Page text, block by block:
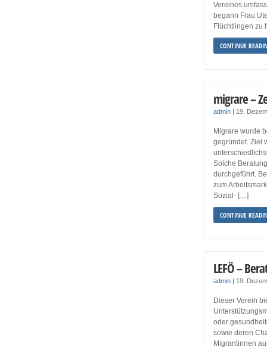
Vereines
begann Frau
Flüchtlingen zu
CONTINUE
migrare –
admin | 19.
Migrare wurde
gegründet. Ziel
Solche
durchgeführt.
zum
Sozial- […]
CONTINUE
LEFÖ –
admin | 19.
Dieser Verein
oder
sowie deren
Migrantinnen